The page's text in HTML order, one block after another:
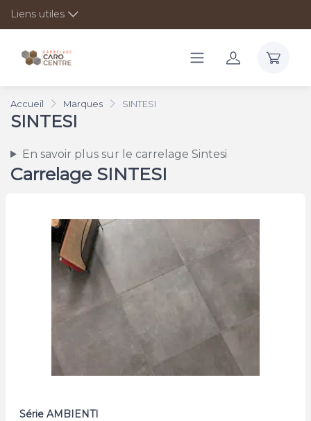
Liens utiles
Accueil Marques SINTESI
SINTESI
En savoir plus sur le carrelage Sintesi
Carrelage SINTESI
Série AMBIENTI